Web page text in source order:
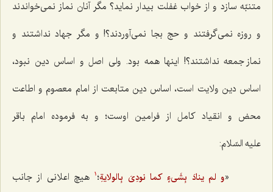
متنبّه سازد و از خواب غفلت بیدار نماید؟ مگر آنان نماز نمی‌خواندند
و روزه نمی‌گرفتند و حج بجا نمی‌آوردند؟! و مگر جهاد نداشتند و
نماز جمعه نداشتند؟! اینها همه بود. ولی اصل و اساس دین نبود،
اساس دین ولایت است، اساس دین متابعت از امام معصوم و اطاعت
محض و انقیاد کامل از فرامین اوست؛ و به فرموده امام باقر
علیه السّلام:
«و لم ینادَ بِشَی‌ءٍ کما نودِیَ بِالولایةِ؛ 1
هیچ اعلانی از جانب